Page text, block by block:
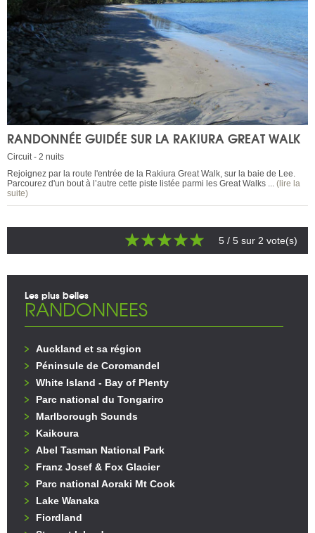
RANDONNÉE GUIDÉE SUR LA RAKIURA GREAT WALK
Circuit - 2 nuits
Rejoignez par la route l'entrée de la Rakiura Great Walk, sur la baie de Lee.
Parcourez d'un bout à l’autre cette piste listée parmi les Great Walks ... (lire la
suite)
5 / 5 sur 2 vote(s)
Les plus belles
RANDONNEES
Auckland et sa région
Péninsule de Coromandel
White Island - Bay of Plenty
Parc national du Tongariro
Marlborough Sounds
Kaikoura
Abel Tasman National Park
Franz Josef & Fox Glacier
Parc national Aoraki Mt Cook
Lake Wanaka
Fiordland